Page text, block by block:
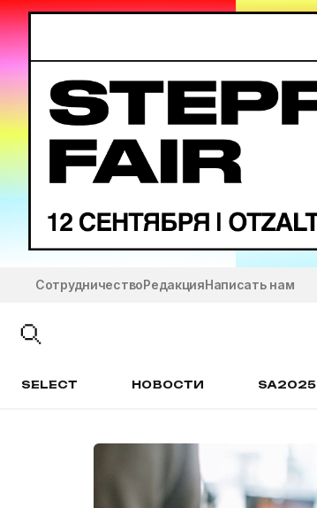
СотрудничествоРедакцияНаписать нам
SELECT НОВОСТИ SA2025